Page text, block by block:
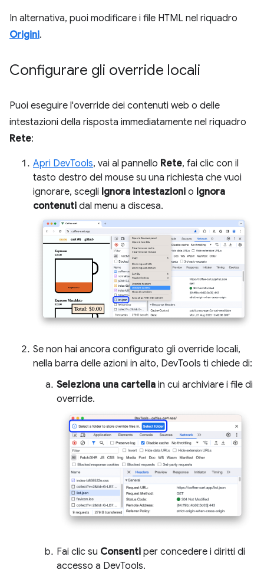
In alternativa, puoi modificare i file HTML nel riquadro
Origini.
Configurare gli override locali
Puoi eseguire l'override dei contenuti web o delle
intestazioni della risposta immediatamente nel riquadro
Rete:
Apri DevTools, vai al pannello Rete, fai clic con il
tasto destro del mouse su una richiesta che vuoi
ignorare, scegli Ignora intestazioni o Ignora
contenuti dal menu a discesa.
Se non hai ancora configurato gli override locali,
nella barra delle azioni in alto, DevTools ti chiede di:
Seleziona una cartella in cui archiviare i file di
override.
Fai clic su Consenti per concedere i diritti di
accesso a DevTools.